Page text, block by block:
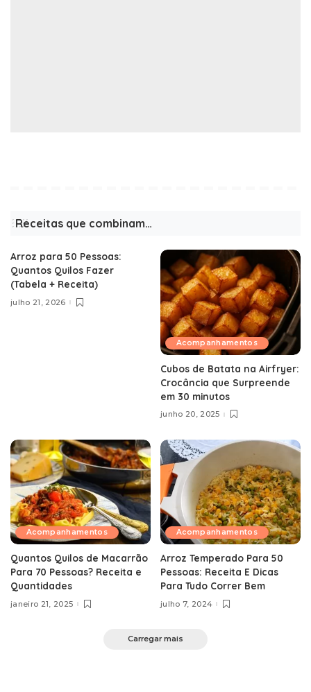
Receitas que combinam…
Arroz para 50 Pessoas:
Quantos Quilos Fazer
(Tabela + Receita)
julho 21, 2026
Acompanhamentos
Cubos de Batata na Airfryer:
Crocância que Surpreende
em 30 minutos
junho 20, 2025
Acompanhamentos
Quantos Quilos de Macarrão
Para 70 Pessoas? Receita e
Quantidades
janeiro 21, 2025
Acompanhamentos
Arroz Temperado Para 50
Pessoas: Receita E Dicas
Para Tudo Correr Bem
julho 7, 2024
Carregar mais